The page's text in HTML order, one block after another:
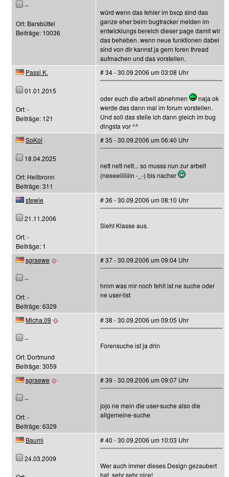
--
Ort: Barsbüttel
Beiträge: 10036
würd wenn das fehler im bxcp sind das
ganze eher beim bugtracker melden im
entwicklungs bereich dieser page damit wir
das beheben. wenn neue funktionen dabei
sind von dir kannst ja gern foren thread
aufmachen und das vorstellen.
Passi K.
01.01.2015
Ort: -
Beiträge: 121
# 34 - 30.09.2006 um 03:08 Uhr
oder euch die arbeit abnehmen
naja ok
werde das dann mal im forum vorstellen.
Und soll das stelle ich dann gleich im bug
dingsta vor ^^
SoKol
18.04.2025
Ort: Heilbronn
Beiträge: 311
# 35 - 30.09.2006 um 06:40 Uhr
nett nett nett... so musss nun zur arbeit
(neeeeiiiiiiin -_-) bis nacher
stewie
21.11.2006
Ort: -
Beiträge: 1
# 36 - 30.09.2006 um 08:10 Uhr
Sieht Klasse aus.
sgraewe
--
Ort: -
Beiträge: 6329
# 37 - 30.09.2006 um 09:04 Uhr
hmm was mir noch fehlt ist ne suche oder
ne user-list
Micha.09
--
Ort: Dortmund
Beiträge: 3059
# 38 - 30.09.2006 um 09:05 Uhr
Forensuche ist ja drin
sgraewe
--
Ort: -
Beiträge: 6329
# 39 - 30.09.2006 um 09:07 Uhr
jojo ne mein die user-suche also die
allgemeine-suche
Baumi
24.03.2009
# 40 - 30.09.2006 um 10:03 Uhr
Wer auch immer dieses Design gezaubert
hat, sehr sehr nice!